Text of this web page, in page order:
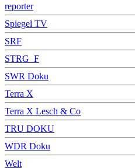
reporter
Spiegel TV
SRF
STRG_F
SWR Doku
Terra X
Terra X Lesch & Co
TRU DOKU
WDR Doku
Welt